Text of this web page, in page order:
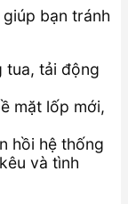
bạn tránh
tua, tải động
mặt lốp mới,
hồi hệ thống
và tình